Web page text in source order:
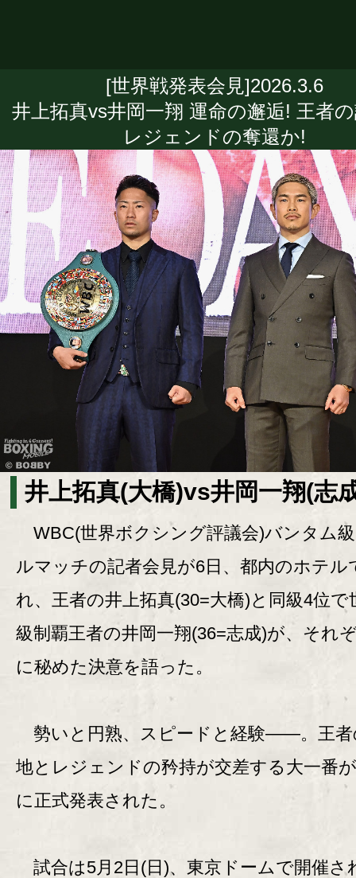
[世界戦発表会見]2026.3.6
井上拓真vs井岡一翔 運命の邂逅! 王者
レジェンドの奪還か!
井上拓真(大橋)vs井岡一翔(志
WBC(世界ボクシング評議会)バンタム
ルマッチの記者会見が6日、都内のホテル
れ、王者の井上拓真(30=大橋)と同級4位で
級制覇王者の井岡一翔(36=志成)が、それ
に秘めた決意を語った。
勢いと円熟、スピードと経験――。王者
地とレジェンドの矜持が交差する大一番
に正式発表された。
試合は5月2日(日)、東京ドームで開催さ